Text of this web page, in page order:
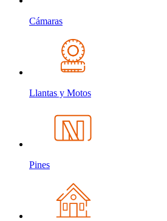
Cámaras
Llantas y Motos
Pines